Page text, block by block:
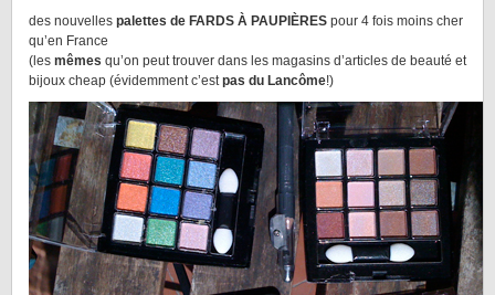
des nouvelles palettes de FARDS À PAUPIÈRES pour 4 fois moins cher
qu’en France
(les mêmes qu’on peut trouver dans les magasins d’articles de beauté et
bijoux cheap (évidemment c’estpas du Lancôme!)